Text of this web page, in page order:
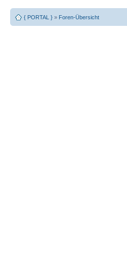
{ PORTAL } » Foren-Übersicht